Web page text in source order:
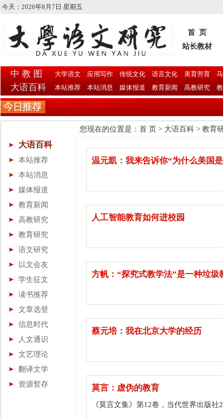
今天： 2026年8月7日 星期五
首 页
站长教材
中 教 图
大语百科
大学语文 应用写作 传统文化 语言文化 美育劳育
本站推荐
本站消息 媒体报道 教育新闻 高教研究
您现在的位置是：首 页 > 大语百科 > 教育
大语百科
本站推荐
本站消息
媒体报道
教育新闻
高教研究
教育研究
语文研究
以文会友
学生征文
读书推荐
文章选登
信息时代
人文通识
文艺理论
翻译文学
资源暂存
温元凱：我来告诉你“为什么美国
人工智能教育如何进校园
方帆：“探究式教学法”是一种垃圾
蔡元培：我在北京大学的经历
莫言：虚伪的教育
《莫言文集》第12卷，当代世界出版社